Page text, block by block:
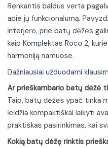
Renkantis baldus verta
apie jų funkcionalumą.
interjero, prie batų dėžės
kaip Komplektas Roco 2,
harmoniją namuose.
Dažniausiai užduodami
Ar prieškambario batų dėžė
Taip, batų dėžės ypač tinka
leidžia kompaktiškai laikyti
praktiškas pasirinkimas, kai
Kokią batų dėžę rinktis